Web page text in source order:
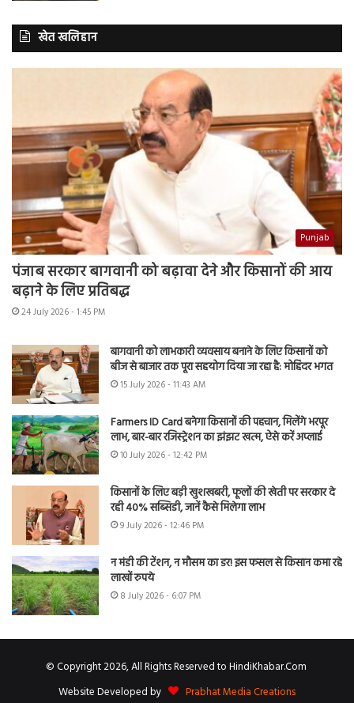
खेत खलिहान
Punjab
पंजाब सरकार बागवानी को बढ़ावा देने और किसानों की आय
बढ़ाने के लिए प्रतिबद्ध
24 July 2026 - 1:45 PM
बागवानी को लाभकारी व्यवसाय बनाने के लिए किसानों को
बीज से बाजार तक पूरा सहयोग दिया जा रहा है: मोहिंदर भगत
15 July 2026 - 11:43 AM
Farmers ID Card बनेगा किसानों की पहचान, मिलेंगे भरपूर
लाभ, बार-बार रजिस्ट्रेशन का झंझट खत्म, ऐसे करें अप्लाई
10 July 2026 - 12:42 PM
किसानों के लिए बड़ी खुशखबरी, फूलों की खेती पर सरकार दे
रही 40% सब्सिडी, जानें कैसे मिलेगा लाभ
9 July 2026 - 12:46 PM
न मंडी की टेंशन, न मौसम का डर! इस फसल से किसान कमा रहे
लाखों रुपये
8 July 2026 - 6:07 PM
© Copyright 2026, All Rights Reserved to HindiKhabar.Com
Website Developed by
Prabhat Media Creations